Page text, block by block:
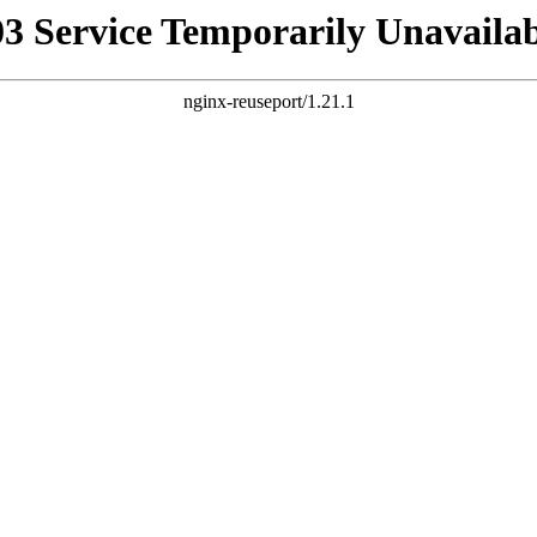
Service Temporarily
nginx-reuseport/1.21.1